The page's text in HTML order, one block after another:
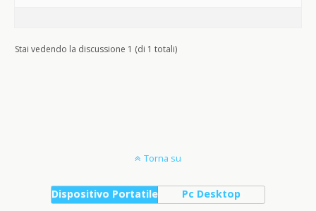
Stai vedendo la discussione 1 (di 1 totali)
Torna su
Dispositivo Portatile Pc Desktop